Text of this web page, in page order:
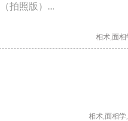
拍照版）...
相术 面相
相术 面相学